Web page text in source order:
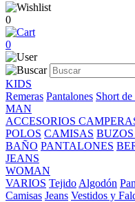
0
0
KIDS
Remeras Pantalones Short de
MAN
ACCESORIOS
POLOS CAMISAS
BAÑO PANTALONES
JEANS
WOMAN
VARIOS Tejido Algodón
Camisas Jeans Vestidos y